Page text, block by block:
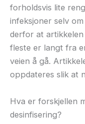
forholdsvis lite
infeksjoner selv
derfor at
fleste er langt fra
veien å gå.
oppdateres slik at
Hva er forskjellen
desinfisering?